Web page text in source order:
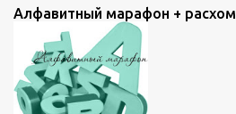
Алфавитный марафон +